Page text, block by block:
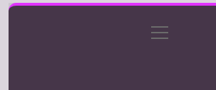
Gizlilik Politikası
menüyü
aç